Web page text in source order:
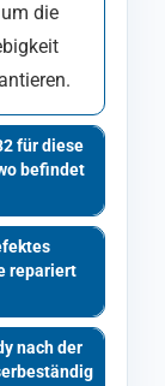
die
für diese
befindet
repariert
nach der